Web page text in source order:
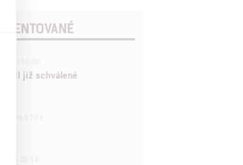
16:40
již schválené